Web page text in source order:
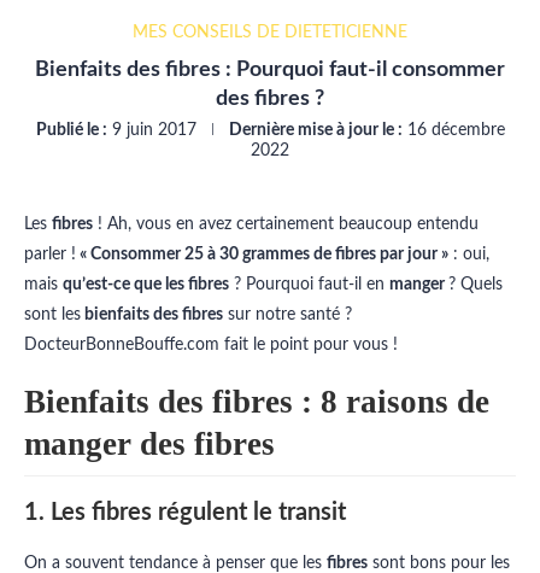
MES CONSEILS DE DIÉTÉTICIENNE
Bienfaits des fibres : Pourquoi faut-il consommer
des fibres ?
Publié le : 9 juin 2017 Dernière mise à jour le : 16 décembre
2022
Les fibres ! Ah, vous en avez certainement beaucoup entendu
parler ! « Consommer 25 à 30 grammes de fibres par jour » : oui,
mais qu’est-ce que les fibres ? Pourquoi faut-il en manger? Quels
sont les bienfaits des fibres sur notre santé ?
DocteurBonneBouffe.com fait le point pour vous !
Bienfaits des fibres : 8 raisons de
manger des fibres
1. Les fibres régulent le transit
On a souvent tendance à penser que les fibres sont bons pour les